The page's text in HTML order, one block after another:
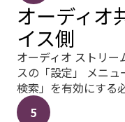
オーディオ
イス側
オーディオ ストリ
スの「設定」 メニュ
検索」を有効にする
5